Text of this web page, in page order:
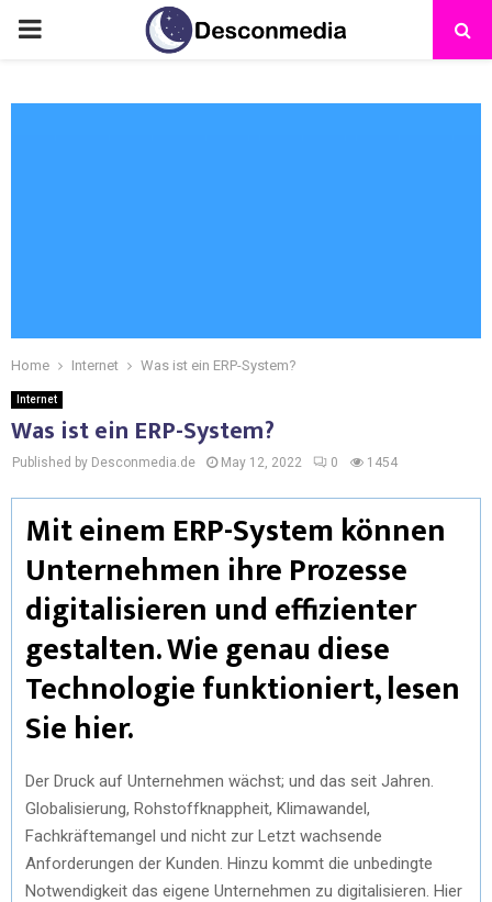
Home Internet Was ist ein ERP-System?
Internet
Was ist ein ERP-System?
Published by Desconmedia.de May 12, 2022 0 1454
Mit einem ERP-System können
Unternehmen ihre Prozesse
digitalisieren und effizienter
gestalten. Wie genau diese
Technologie funktioniert, lesen
Sie hier.
Der Druck auf Unternehmen wächst; und das seit Jahren.
Globalisierung, Rohstoffknappheit, Klimawandel,
Fachkräftemangel und nicht zur Letzt wachsende
Anforderungen der Kunden. Hinzu kommt die unbedingte
Notwendigkeit das eigene Unternehmen zu digitalisieren. Hier